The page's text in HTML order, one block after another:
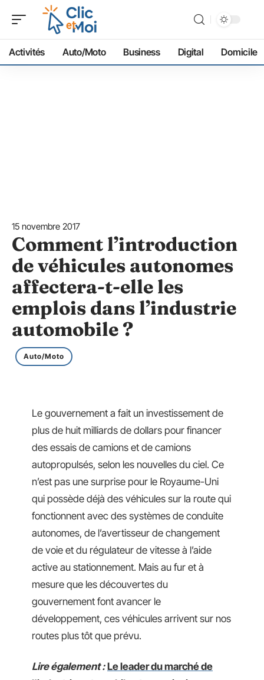
Activités Auto/Moto Business Digital Domicile
15 novembre 2017
Comment l’introduction
de véhicules autonomes
affectera-t-elle les
emplois dans l’industrie
automobile ?
Auto/Moto
Le gouvernement a fait un investissement de
plus de huit milliards de dollars pour financer
des essais de camions et de camions
autopropulsés, selon les nouvelles du ciel. Ce
n’est pas une surprise pour le Royaume-Uni
qui possède déjà des véhicules sur la route qui
fonctionnent avec des systèmes de conduite
autonomes, de l’avertisseur de changement
de voie et du régulateur de vitesse à l’aide
active au stationnement. Mais au fur et à
mesure que les découvertes du
gouvernement font avancer le
développement, ces véhicules arrivent sur nos
routes plus tôt que prévu.
Lire également : Le leader du marché de